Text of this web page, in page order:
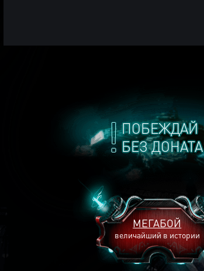
ПОБЕЖДАЙ
БЕЗ ДОНАТА
МЕГАБОЙ
величайший в истории